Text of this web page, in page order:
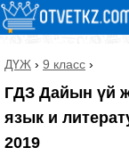
ДҮЖ › 9 класс ›
ГДЗ Дайын үй
язык и
2019